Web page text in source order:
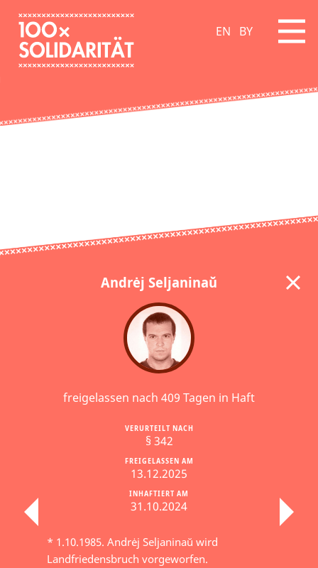
EN BY
Andrėj Seljaninaŭ
freigelassen nach 409 Tagen in Haft
INHAFTIERT AM
31.10.2024
FREIGELASSEN AM
13.12.2025
VERURTEILT NACH
§ 342
* 1.10.1985. Andrėj Seljaninaŭ wird
Landfriedensbruch vorgeworfen.